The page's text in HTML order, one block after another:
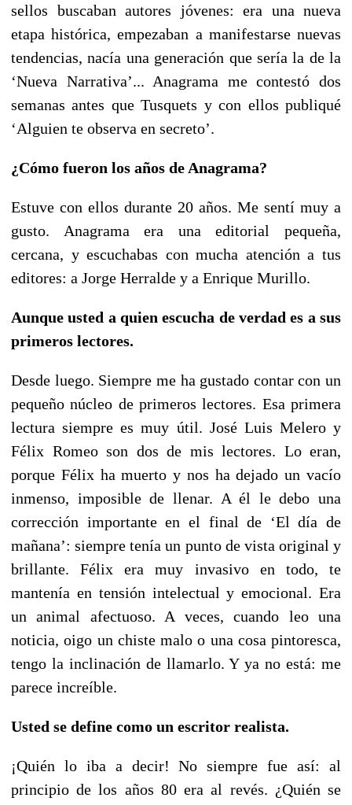
sellos buscaban autores jóvenes: era una nueva
etapa histórica, empezaban a manifestarse nuevas
tendencias, nacía una generación que sería la de la
‘Nueva Narrativa’... Anagrama me contestó dos
semanas antes que Tusquets y con ellos publiqué
‘Alguien te observa en secreto’.
¿Cómo fueron los años de Anagrama?
Estuve con ellos durante 20 años. Me sentí muy a
gusto. Anagrama era una editorial pequeña,
cercana, y escuchabas con mucha atención a tus
editores: a Jorge Herralde y a Enrique Murillo.
Aunque usted a quien escucha de verdad es a sus
primeros lectores.
Desde luego. Siempre me ha gustado contar con un
pequeño núcleo de primeros lectores. Esa primera
lectura siempre es muy útil. José Luis Melero y
Félix Romeo son dos de mis lectores. Lo eran,
porque Félix ha muerto y nos ha dejado un vacío
inmenso, imposible de llenar. A él le debo una
corrección importante en el final de ‘El día de
mañana’: siempre tenía un punto de vista original y
brillante. Félix era muy invasivo en todo, te
mantenía en tensión intelectual y emocional. Era
un animal afectuoso. A veces, cuando leo una
noticia, oigo un chiste malo o una cosa pintoresca,
tengo la inclinación de llamarlo. Y ya no está: me
parece increíble.
Usted se define como un escritor realista.
¡Quién lo iba a decir! No siempre fue así: al
principio de los años 80 era al revés. ¿Quién se